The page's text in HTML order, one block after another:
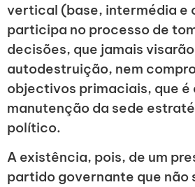
vertical (base, intermédia e
participa no processo de
decisões, que jamais
autodestruição, nem
objectivos primaciais, que é
manutenção da sede
político.
A existência, pois, de um
partido governante que não